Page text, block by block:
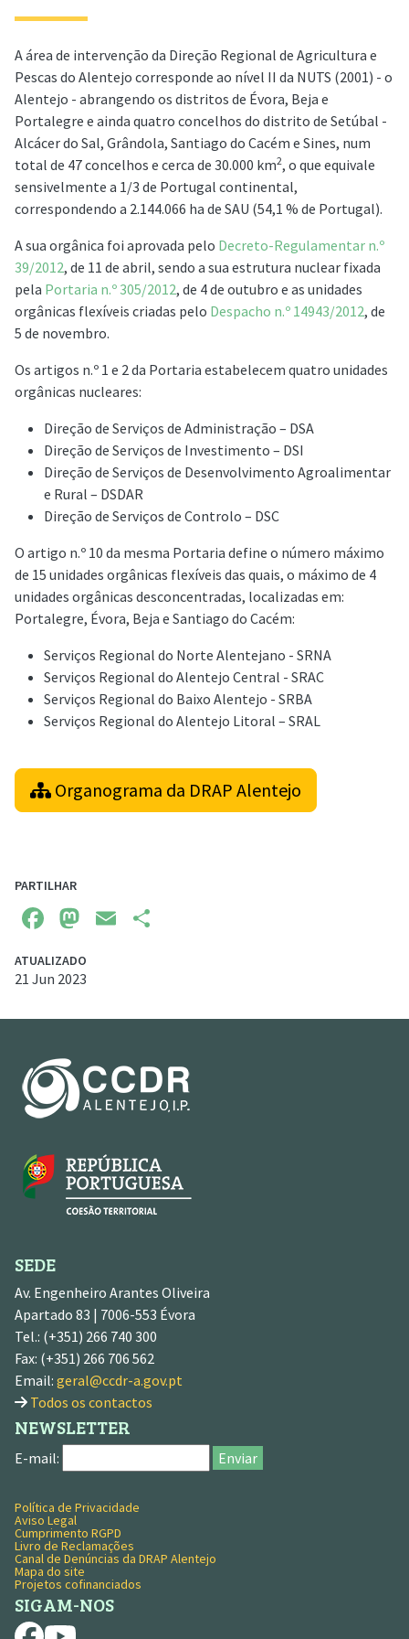
A área de intervenção da Direção Regional de Agricultura e
Pescas do Alentejo corresponde ao nível II da NUTS (2001) - o
Alentejo - abrangendo os distritos de Évora, Beja e
Portalegre e ainda quatro concelhos do distrito de Setúbal -
Alcácer do Sal, Grândola, Santiago do Cacém e Sines, num
total de 47 concelhos e cerca de 30.000 km2, o que equivale
sensivelmente a 1/3 de Portugal continental,
correspondendo a 2.144.066 ha de SAU (54,1 % de Portugal).
A sua orgânica foi aprovada pelo Decreto-Regulamentar n.º
39/2012, de 11 de abril, sendo a sua estrutura nuclear fixada
pela Portaria n.º 305/2012, de 4 de outubro e as unidades
orgânicas flexíveis criadas pelo Despacho n.º 14943/2012, de
5 de novembro.
Os artigos n.º 1 e 2 da Portaria estabelecem quatro unidades
orgânicas nucleares:
Direção de Serviços de Administração – DSA
Direção de Serviços de Investimento – DSI
Direção de Serviços de Desenvolvimento Agroalimentar
e Rural – DSDAR
Direção de Serviços de Controlo – DSC
O artigo n.º 10 da mesma Portaria define o número máximo
de 15 unidades orgânicas flexíveis das quais, o máximo de 4
unidades orgânicas desconcentradas, localizadas em:
Portalegre, Évora, Beja e Santiago do Cacém:
Serviços Regional do Norte Alentejano - SRNA
Serviços Regional do Alentejo Central - SRAC
Serviços Regional do Baixo Alentejo - SRBA
Serviços Regional do Alentejo Litoral – SRAL
Organograma da DRAP Alentejo
PARTILHAR
Facebook
Mastodon
Email
ATUALIZADO
21 Jun 2023
SEDE
Av. Engenheiro Arantes Oliveira
Apartado 83 | 7006-553 Évora
Tel.: (+351) 266 740 300
Fax: (+351) 266 706 562
Email: geral@ccdr-a.gov.pt
Todos os contactos
NEWSLETTER
E-mail: Enviar
MENU RODAPÉ
Política de Privacidade
Aviso Legal
Cumprimento RGPD
Livro de Reclamações
Canal de Denúncias da DRAP Alentejo
Mapa do site
Projetos cofinanciados
SIGAM-NOS